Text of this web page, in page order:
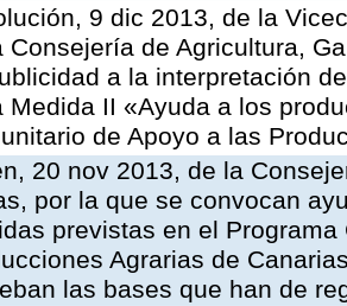
9 dic 2013, de la
Consejería de Agricultura,
a la interpretación
Medida II «Ayuda a los
de Apoyo a las
20 nov 2013, de la
por la que se convocan
previstas en el
Agrarias de
las bases que han de